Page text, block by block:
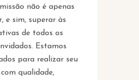
não é apenas
e sim, superar às
de todos os
Estamos
para realizar seu
qualidade,